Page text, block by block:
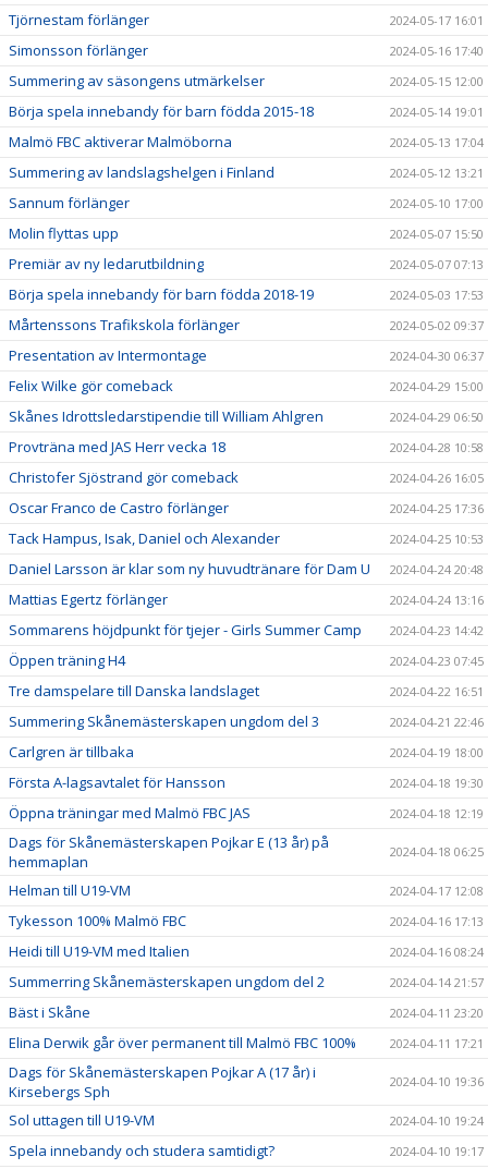
Tjörnestam förlänger 2024-05-17 16:01
Simonsson förlänger 2024-05-16 17:40
Summering av säsongens utmärkelser 2024-05-15 12:00
Börja spela innebandy för barn födda 2015-18 2024-05-14 19:01
Malmö FBC aktiverar Malmöborna 2024-05-13 17:04
Summering av landslagshelgen i Finland 2024-05-12 13:21
Sannum förlänger 2024-05-10 17:00
Molin flyttas upp 2024-05-07 15:50
Premiär av ny ledarutbildning 2024-05-07 07:13
Börja spela innebandy för barn födda 2018-19 2024-05-03 17:53
Mårtenssons Trafikskola förlänger 2024-05-02 09:37
Presentation av Intermontage 2024-04-30 06:37
Felix Wilke gör comeback 2024-04-29 15:00
Skånes Idrottsledarstipendie till William Ahlgren 2024-04-29 06:50
Provträna med JAS Herr vecka 18 2024-04-28 10:58
Christofer Sjöstrand gör comeback 2024-04-26 16:05
Oscar Franco de Castro förlänger 2024-04-25 17:36
Tack Hampus, Isak, Daniel och Alexander 2024-04-25 10:53
Daniel Larsson är klar som ny huvudtränare för Dam U 2024-04-24 20:48
Mattias Egertz förlänger 2024-04-24 13:16
Sommarens höjdpunkt för tjejer - Girls Summer Camp 2024-04-23 14:42
Öppen träning H4 2024-04-23 07:45
Tre damspelare till Danska landslaget 2024-04-22 16:51
Summering Skånemästerskapen ungdom del 3 2024-04-21 22:46
Carlgren är tillbaka 2024-04-19 18:00
Första A-lagsavtalet för Hansson 2024-04-18 19:30
Öppna träningar med Malmö FBC JAS 2024-04-18 12:19
Dags för Skånemästerskapen Pojkar E (13 år) på
hemmaplan
2024-04-18 06:25
Helman till U19-VM 2024-04-17 12:08
Tykesson 100% Malmö FBC 2024-04-16 17:13
Heidi till U19-VM med Italien 2024-04-16 08:24
Summerring Skånemästerskapen ungdom del 2 2024-04-14 21:57
Bäst i Skåne 2024-04-11 23:20
Elina Derwik går över permanent till Malmö FBC 100% 2024-04-11 17:21
Dags för Skånemästerskapen Pojkar A (17 år) i
Kirsebergs Sph
2024-04-10 19:36
Sol uttagen till U19-VM 2024-04-10 19:24
Spela innebandy och studera samtidigt? 2024-04-10 19:17